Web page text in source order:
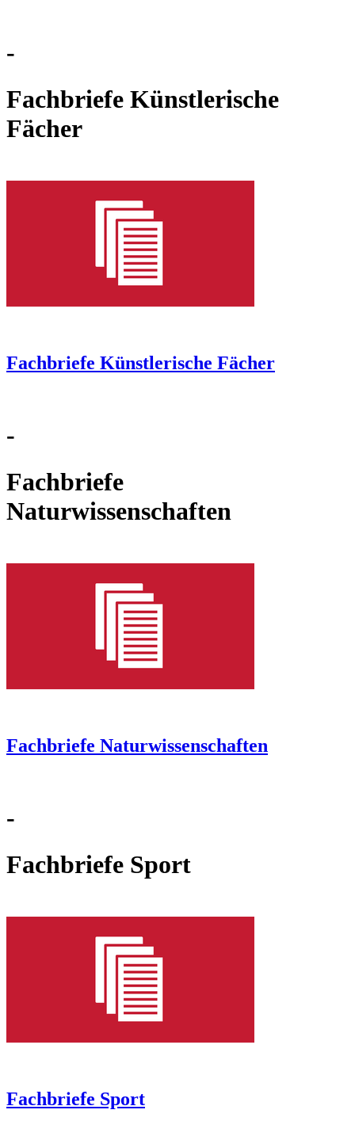
-
Fachbriefe Künstlerische
Fächer
Fachbriefe Künstlerische Fächer
-
Fachbriefe
Naturwissenschaften
Fachbriefe Naturwissenschaften
-
Fachbriefe Sport
Fachbriefe Sport